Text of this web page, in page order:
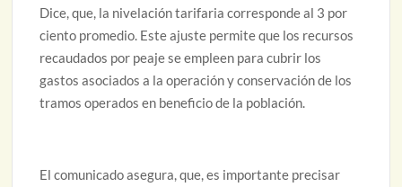
Dice, que, la nivelación tarifaria corresponde al 3 por
ciento promedio. Este ajuste permite que los recursos
recaudados por peaje se empleen para cubrir los
gastos asociados a la operación y conservación de los
tramos operados en beneficio de la población.
El comunicado asegura, que, es importante precisar